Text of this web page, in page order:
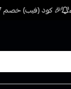
🎉 كود (فيب) خصم 7% على جميع المنتجات حتى المخفضة مسبقًا للمشتريات 499 ريال + شحن وتوصيل مجاني